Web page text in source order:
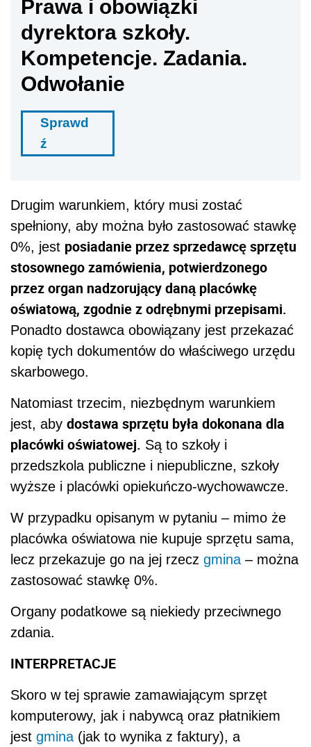
Prawa i obowiązki
dyrektora szkoły.
Kompetencje. Zadania.
Odwołanie
Sprawd
ź
Drugim warunkiem, który musi zostać
spełniony, aby można było zastosować stawkę
0%, jest posiadanie przez sprzedawcę sprzętu
stosownego zamówienia, potwierdzonego
przez organ nadzorujący daną placówkę
oświatową, zgodnie z odrębnymi przepisami.
Ponadto dostawca obowiązany jest przekazać
kopię tych dokumentów do właściwego urzędu
skarbowego.
Natomiast trzecim, niezbędnym warunkiem
jest, aby dostawa sprzętu była dokonana dla
placówki oświatowej. Są to szkoły i
przedszkola publiczne i niepubliczne, szkoły
wyższe i placówki opiekuńczo-wychowawcze.
W przypadku opisanym w pytaniu – mimo że
placówka oświatowa nie kupuje sprzętu sama,
lecz przekazuje go na jej rzecz gmina– można
zastosować stawkę 0%.
Organy podatkowe są niekiedy przeciwnego
zdania.
INTERPRETACJE
Skoro w tej sprawie zamawiającym sprzęt
komputerowy, jak i nabywcą oraz płatnikiem
jest gmina(jak to wynika z faktury), a